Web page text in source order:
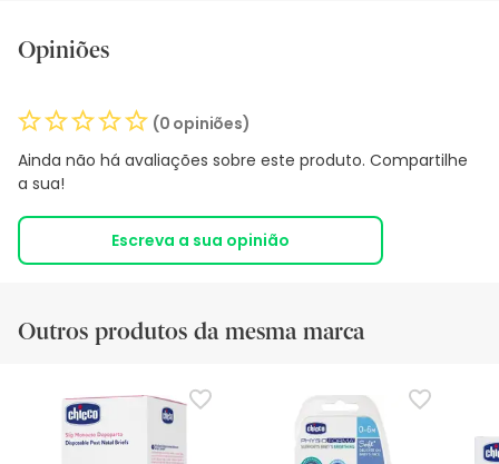
Opiniões
(0 opiniões)
Ainda não há avaliações sobre este produto. Compartilhe
a sua!
Escreva a sua opinião
Outros produtos da mesma marca